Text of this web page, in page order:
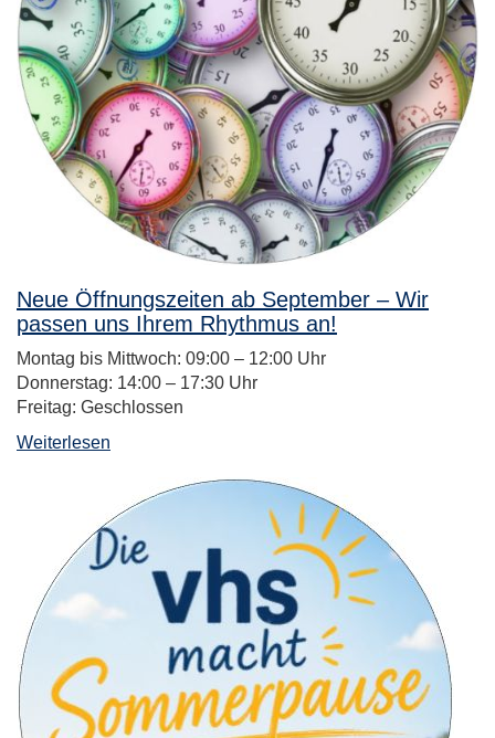
Neue Öffnungszeiten ab September – Wir
passen uns Ihrem Rhythmus an!
Montag bis Mittwoch: 09:00 – 12:00 Uhr
Donnerstag: 14:00 – 17:30 Uhr
Freitag: Geschlossen
Weiterlesen